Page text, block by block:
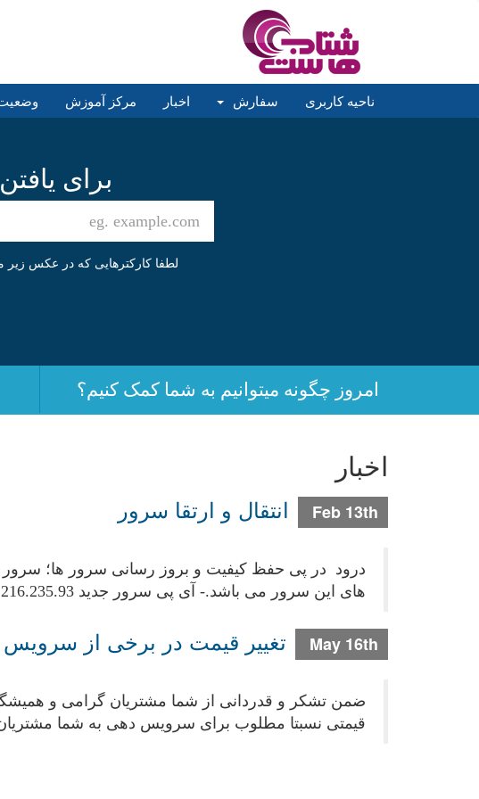
ناحیه کاربری سفارش اخبار مرکز آموزش
برای
لطفا کارکترهایی که در عکس زیر
امروز چگونه میتوانیم به شما کمک کنیم؟
اخبار
Feb 13th انتقال و ارتقا سرور
های این سرور می باشد.- آی پی سرور جدید 95.216.235.93 می باشد . - دوستانی که ...
May 16th تغییر قیمت در برخی از
ضمن تشکر و قدردانی از شما مشتریان گرامی و
قیمتی نسبتا مطلوب برای سرویس دهی به شما